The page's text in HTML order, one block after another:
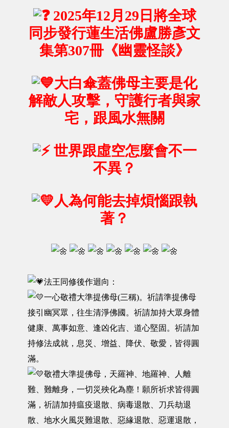
2025年12月29日將全球
同步發行蓮生活佛盧勝彥文
集第307冊《幽靈怪談》
大白傘蓋佛母主要是化
解敵人攻擊，守護行者與家
宅，跟風水無關
世界跟虛空怎麼會不一
不異？
人為何能去掉煩惱跟執
著？
法王同修後作迴向：
一心敬禮大準提佛母(三稱)。祈請準提佛母
接引幽冥眾，往生清淨佛國。祈請加持大眾身體
健康、萬事如意、逢凶化吉、道心堅固。祈請加
持修法成就，息災、增益、降伏、敬愛，皆得圓
滿。
敬禮大準提佛母，天羅神、地羅神、人離
難、難離身，一切災殃化為塵！願所祈求皆得圓
滿，祈請加持瘟疫退散、病毒退散、刀兵劫退
散、地水火風災難退散、惡緣退散、惡運退散，